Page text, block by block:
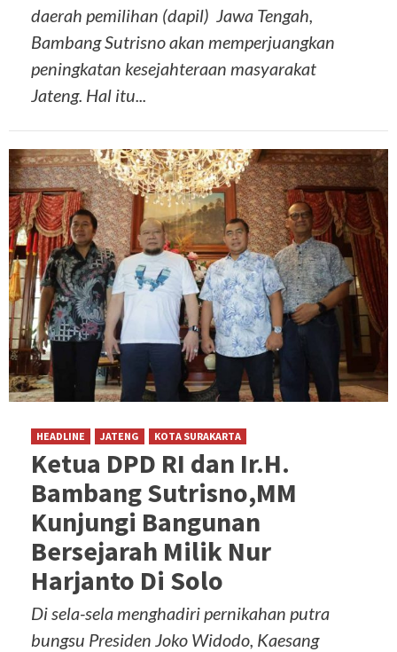
daerah pemilihan (dapil) Jawa Tengah,
Bambang Sutrisno akan memperjuangkan
peningkatan kesejahteraan masyarakat
Jateng. Hal itu...
HEADLINE JATENG KOTA SURAKARTA
Ketua DPD RI dan Ir.H.
Bambang Sutrisno,MM
Kunjungi Bangunan
Bersejarah Milik Nur
Harjanto Di Solo
Di sela-sela menghadiri pernikahan putra
bungsu Presiden Joko Widodo, Kaesang